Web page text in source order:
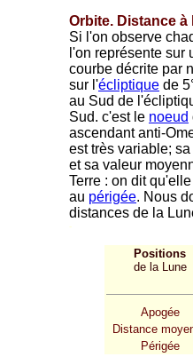
Orbite. Distance à
Si l'on observe
l'on représente sur
courbe décrite par
sur l'écliptique de
au Sud de
Sud. c'est le noeud
ascendant anti-
est très variable;
et sa valeur
Terre : on dit
au périgée. Nous
distances de la
-
Positions
de la Lune
Apogée
Distance
Périgée